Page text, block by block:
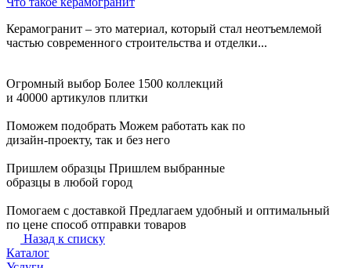
Керамогранит – это материал, который стал неотъемлемой
частью современного строительства и отделки...
Огромный выбор Более 1500 коллекций
и 40000 артикулов плитки
Поможем подобрать Можем работать как по
дизайн-проекту, так и без него
Пришлем образцы Пришлем выбранные
образцы в любой город
Помогаем с доставкой Предлагаем удобный и оптимальный
по цене способ отправки товаров
Назад к списку
Каталог